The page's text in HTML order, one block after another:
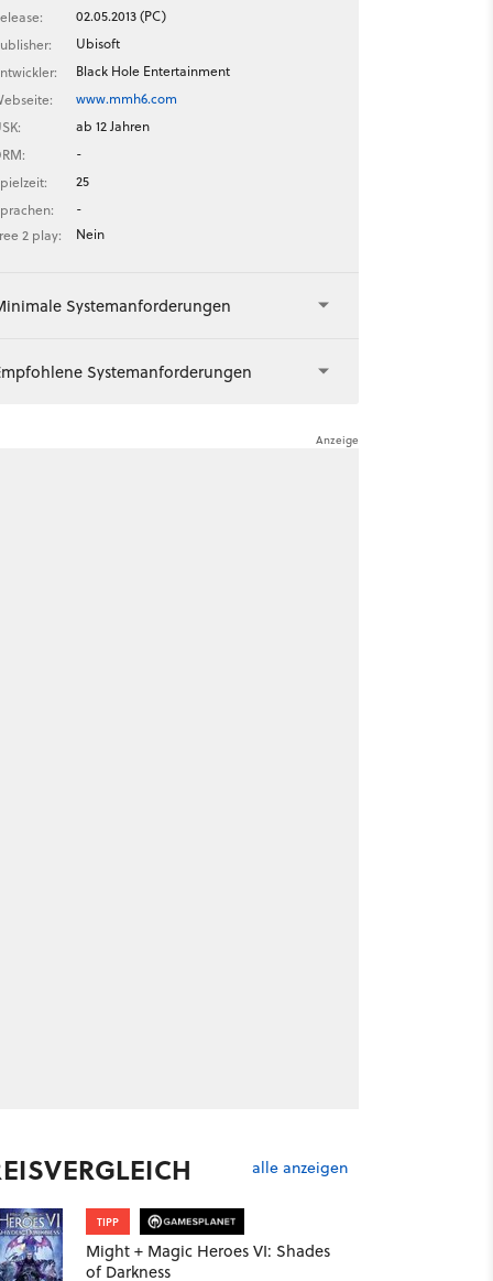
02.05.2013 (PC)
Ubisoft
Black Hole Entertainment
www.mmh6.com
ab 12 Jahren
-
25
-
2 play:
Nein
Systemanforderungen
Systemanforderungen
alle anzeigen
TIPP
Might + Magic Heroes VI: Shades
of Darkness